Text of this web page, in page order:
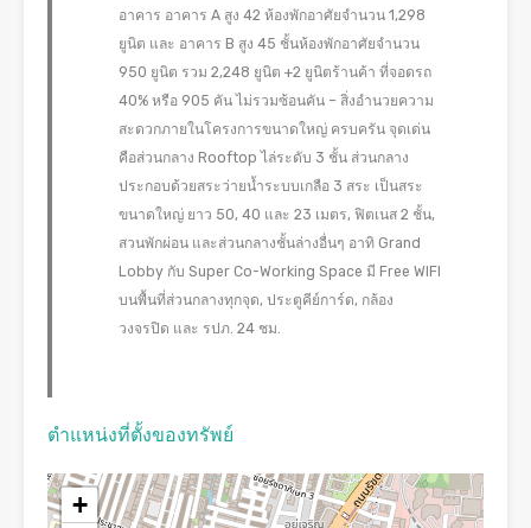
อาคาร อาคาร A สูง 42 ห้องพักอาศัยจำนวน 1,298
ยูนิต และ อาคาร B สูง 45 ชั้นห้องพักอาศัยจำนวน
950 ยูนิต รวม 2,248 ยูนิต +2 ยูนิตร้านค้า ที่จอดรถ
40% หรือ 905 คัน ไม่รวมซ้อนคัน – สิ่งอำนวยความ
สะดวกภายในโครงการขนาดใหญ่ ครบครัน จุดเด่น
คือส่วนกลาง Rooftop ไล่ระดับ 3 ชั้น ส่วนกลาง
ประกอบด้วยสระว่ายน้ำระบบเกลือ 3 สระ เป็นสระ
ขนาดใหญ่ ยาว 50, 40 และ 23 เมตร, ฟิตเนส 2 ชั้น,
สวนพักผ่อน และส่วนกลางชั้นล่างอื่นๆ อาทิ Grand
Lobby กับ Super Co-Working Space มี Free WIFI
บนพื้นที่ส่วนกลางทุกจุด, ประตูคีย์การ์ด, กล้อง
วงจรปิด และ รปภ. 24 ชม.
ตำแหน่งที่ตั้งของทรัพย์
+